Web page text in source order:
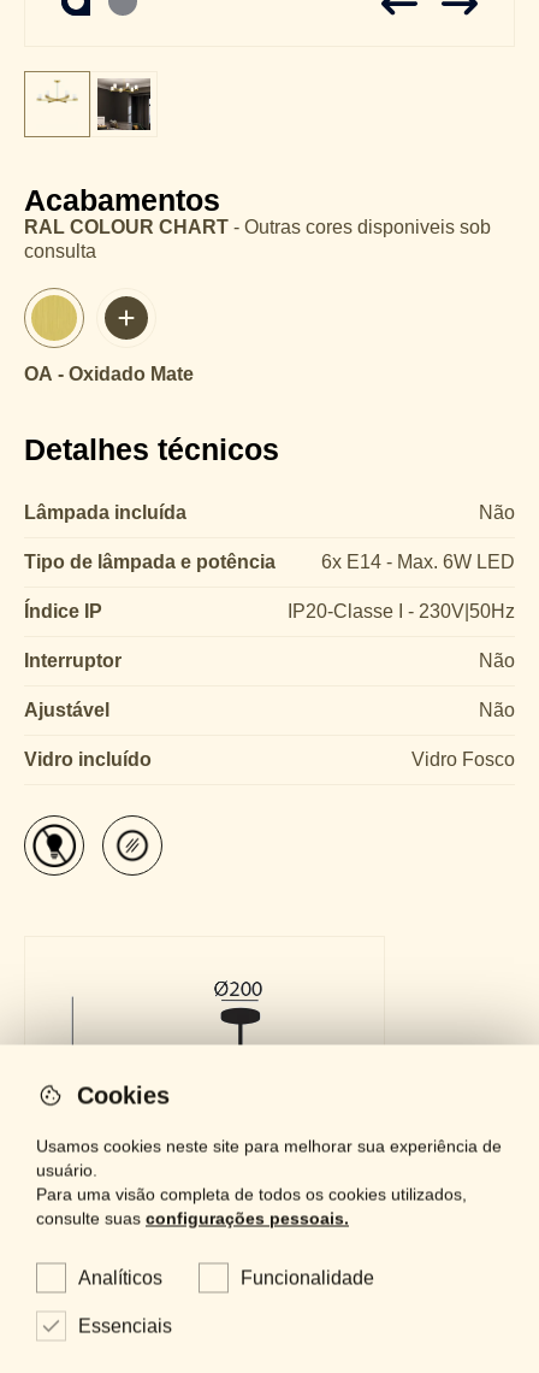
Acabamentos
RAL COLOUR CHART - Outras cores disponiveis sob
consulta
OA - Oxidado Mate
Detalhes técnicos
Lâmpada incluída Não
Tipo de lâmpada e potência 6x E14 - Max. 6W LED
Índice IP IP20-Classe I - 230V|50Hz
Interruptor Não
Ajustável Não
Vidro incluído Vidro Fosco
Downloads
LOCKED
Cookies
Usamos cookies neste site para melhorar sua experiência de
usuário.
Para uma visão completa de todos os cookies utilizados,
consulte suas configurações pessoais.
Analíticos Funcionalidade
Essenciais